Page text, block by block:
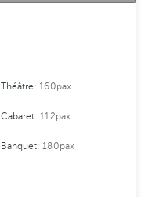
Théâtre:160pax
Cabaret:112pax
Banquet:180pax